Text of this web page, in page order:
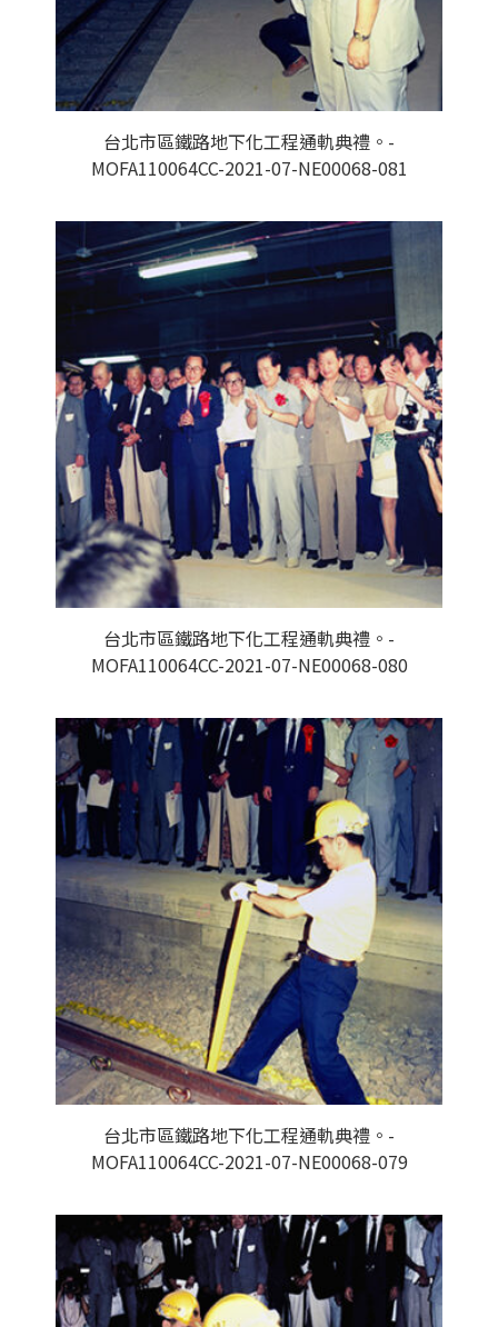
台北市區鐵路地下化工程通軌典禮。-
MOFA110064CC-2021-07-NE00068-081
台北市區鐵路地下化工程通軌典禮。-
MOFA110064CC-2021-07-NE00068-080
台北市區鐵路地下化工程通軌典禮。-
MOFA110064CC-2021-07-NE00068-079